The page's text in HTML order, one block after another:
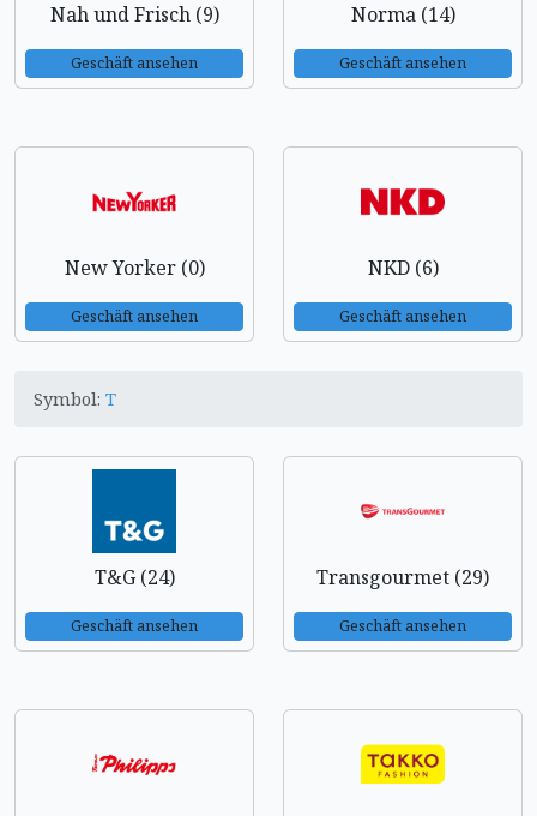
Nah und Frisch (9)
Geschäft ansehen
Norma (14)
Geschäft ansehen
New Yorker (0)
Geschäft ansehen
NKD (6)
Geschäft ansehen
Symbol: T
T&G (24)
Geschäft ansehen
Transgourmet (29)
Geschäft ansehen